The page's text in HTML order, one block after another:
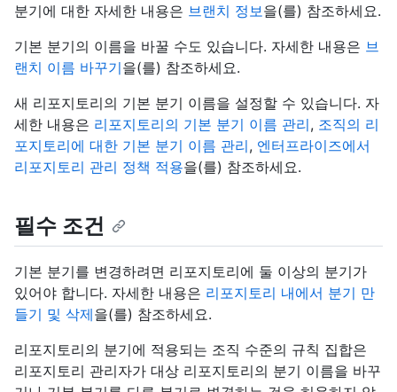
분기에 대한 자세한 내용은 브랜치 정보을(를) 참조하세요.
기본 분기의 이름을 바꿀 수도 있습니다. 자세한 내용은 브
랜치 이름 바꾸기을(를) 참조하세요.
새 리포지토리의 기본 분기 이름을 설정할 수 있습니다. 자
세한 내용은 리포지토리의 기본 분기 이름 관리, 조직의 리
포지토리에 대한 기본 분기 이름 관리, 엔터프라이즈에서
리포지토리 관리 정책 적용을(를) 참조하세요.
필수 조건
기본 분기를 변경하려면 리포지토리에 둘 이상의 분기가
있어야 합니다. 자세한 내용은 리포지토리 내에서 분기 만
들기 및 삭제을(를) 참조하세요.
리포지토리의 분기에 적용되는 조직 수준의 규칙 집합은
리포지토리 관리자가 대상 리포지토리의 분기 이름을 바꾸